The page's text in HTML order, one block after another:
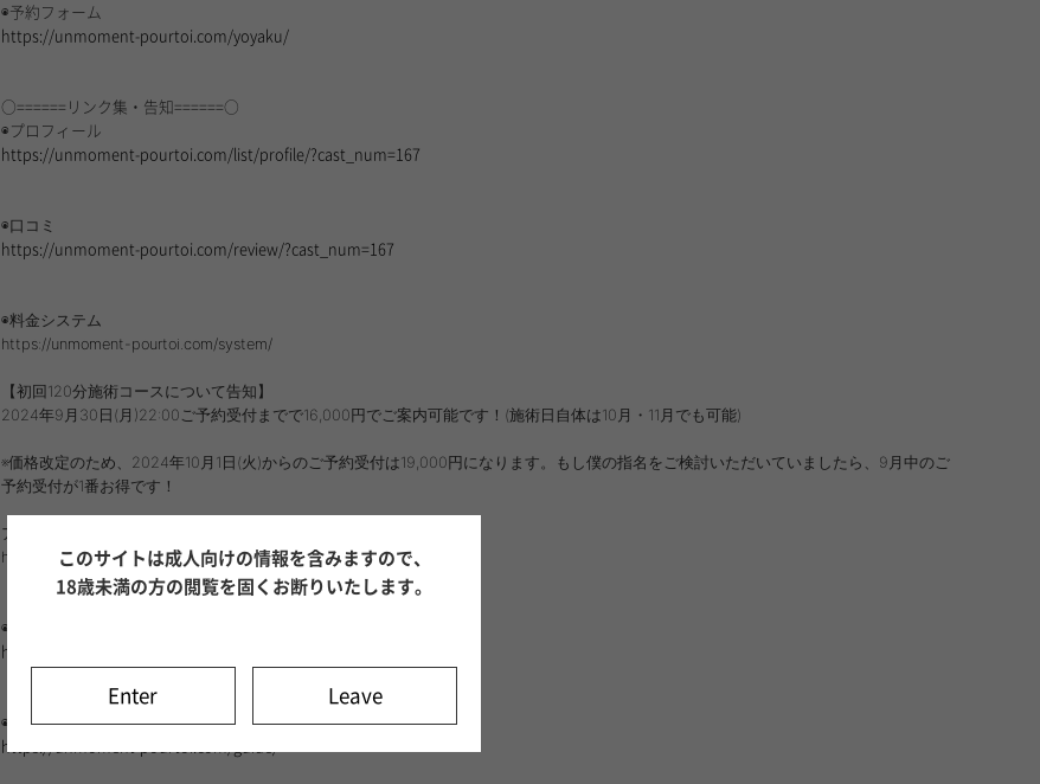
◉予約フォーム
https://unmoment-pourtoi.com/yoyaku/
○======リンク集・告知======○
◉プロフィール
https://unmoment-pourtoi.com/list/profile/?cast_num=167
◉口コミ
https://unmoment-pourtoi.com/review/?cast_num=167
◉料金システム
https://unmoment-pourtoi.com/system/
【初回120分施術コースについて告知】
2024年9月30日(月)22:00ご予約受付までで16, 000円でご案内可能です！(施術日自体は10月・ 11月でも可能)
※価格改定のため、2024年10月1日(火)からのご予約受付は19,000円になります。もし僕の指名をご検討いただいていましたら、 9月中のご
予約受付が1番お得です！
アンモモ公式リリース「料金改定のお知らせ」
https://unmoment-pourtoi.com/information/#topic553
◉アンモモのコンセプト
https://unmoment-pourtoi.com/concept/
◉アンモモのご利用について
https://unmoment-pourtoi.com/guide/
このサイトは成人向けの情報を含みますので、
18歳未満の方の閲覧を固くお断りいたします。
Enter Leave